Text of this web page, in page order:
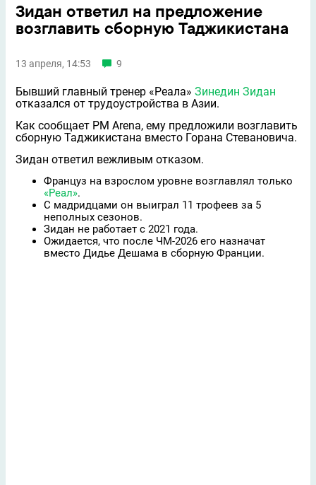
Зидан ответил на предложение
возглавить сборную Таджикистана
13 апреля, 14:53 9
Бывший главный тренер «Реала» Зинедин Зидан
отказался от трудоустройства в Азии.
Как сообщает PM Arena, ему предложили возглавить
сборную Таджикистана вместо Горана Стевановича.
Зидан ответил вежливым отказом.
Француз на взрослом уровне возглавлял только
«Реал».
С мадридцами он выиграл 11 трофеев за 5
неполных сезонов.
Зидан не работает с 2021 года.
Ожидается, что после ЧМ-2026 его назначат
вместо Дидье Дешама в сборную Франции.